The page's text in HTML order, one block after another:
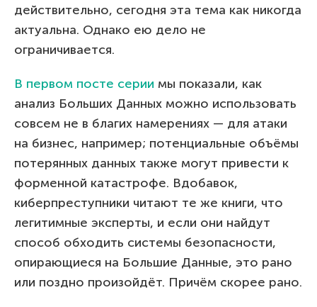
действительно, сегодня эта тема как никогда
актуальна. Однако ею дело не
ограничивается.
В первом посте серии мы показали, как
анализ Больших Данных можно использовать
совсем не в благих намерениях — для атаки
на бизнес, например; потенциальные объёмы
потерянных данных также могут привести к
форменной катастрофе. Вдобавок,
киберпреступники читают те же книги, что
легитимные эксперты, и если они найдут
способ обходить системы безопасности,
опирающиеся на Большие Данные, это рано
или поздно произойдёт. Причём скорее рано.